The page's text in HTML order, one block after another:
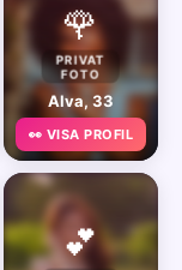
🌹
PRIVAT
FOTO
Alva, 33
👀 VISA PROFIL
💕